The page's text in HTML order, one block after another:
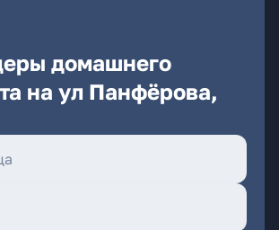
домашнего
на ул Панфёрова,